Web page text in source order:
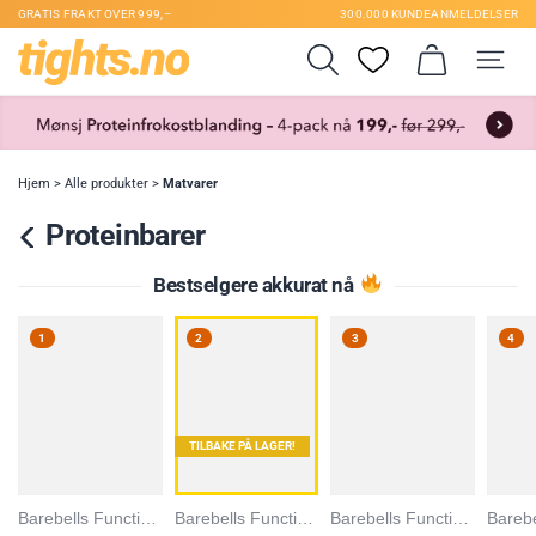
GRATIS FRAKT OVER 999,– 300.000 KUNDEANMELDELSER
Hjem > Alle produkter > Matvarer
Proteinbarer
Bestselgere akkurat nå
1
Barebells Functional Food
2
TILBAKE PÅ LAGER!
Barebells Functional Food
3
Barebells Functional Food
4